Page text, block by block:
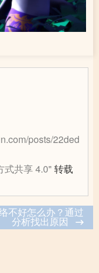
posts/22ded
式共享 4.0" 转载
不好怎么办？通过
分析找出原因